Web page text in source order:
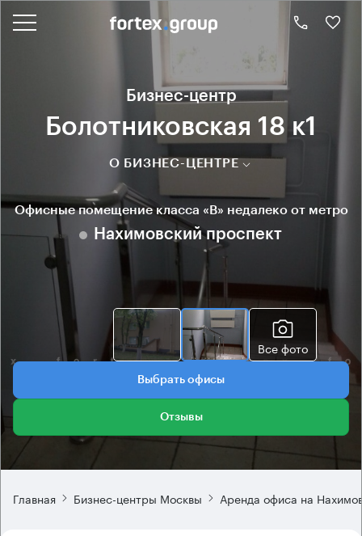
Бизнес-центр
Болотниковская 18 к1
О БИЗНЕС-ЦЕНТРЕ
Офисные помещение класса «B» недалеко от метро
Нахимовский проспект
Все фото
Выбрать офисы
Отзывы
Главная Бизнес-центры Москвы Аренда офиса на